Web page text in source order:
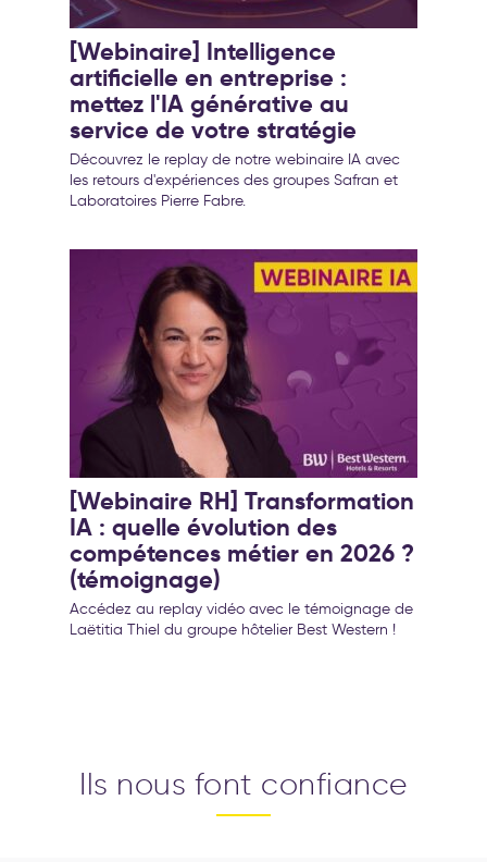
[Webinaire] Intelligence
artificielle en entreprise :
mettez l'IA générative au
service de votre stratégie
Découvrez le replay de notre webinaire IA avec
les retours d'expériences des groupes Safran et
Laboratoires Pierre Fabre.
[Webinaire RH] Transformation
IA : quelle évolution des
compétences métier en 2026 ?
(témoignage)
Accédez au replay vidéo avec le témoignage de
Laëtitia Thiel du groupe hôtelier Best Western !
Ils nous font confiance